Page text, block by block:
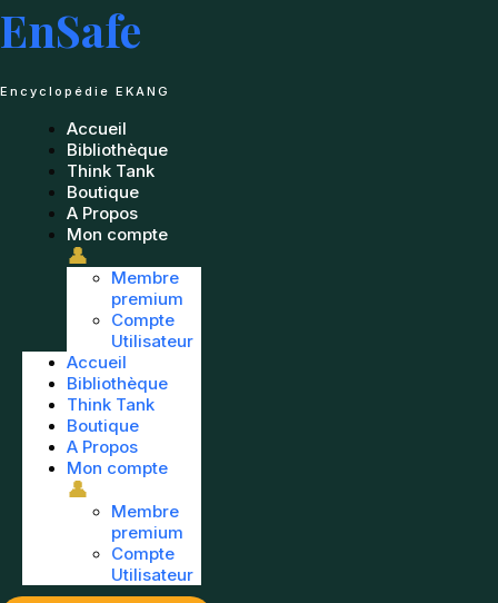
au
contenu
EnSafe
Encyclopédie EKANG
Accueil
Bibliothèque
Think Tank
Boutique
A Propos
Mon compte
👤
Membre
premium
Compte
Utilisateur
Accueil
Bibliothèque
Think Tank
Boutique
A Propos
Mon compte
👤
Membre
premium
Compte
Utilisateur